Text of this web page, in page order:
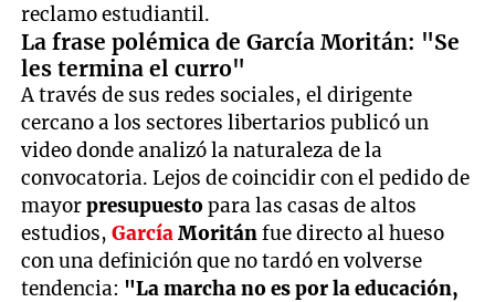
reclamo estudiantil.
La frase polémica de García Moritán: "Se
les termina el curro"
A través de sus redes sociales, el dirigente
cercano a los sectores libertarios publicó un
video donde analizó la naturaleza de la
convocatoria. Lejos de coincidir con el pedido de
mayorpresupuestopara las casas de altos
estudios,GarcíaMoritánfue directo al hueso
con una definición que no tardó en volverse
tendencia: "La marcha no es por la educación,